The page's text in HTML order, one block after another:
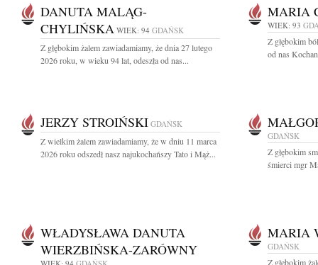
DANUTA MALĄG-
CHYLIŃSKA WIEK: 94 GDAŃSK
Z głębokim żalem zawiadamiamy, że dnia 27 lutego
2026 roku, w wieku 94 lat, odeszła od nas...
MARIA
WIEK: 93
Z głębokim
od nas
JERZY STROIŃSKI GDAŃSK
Z wielkim żalem zawiadamiamy, że w dniu 11 marca
2026 roku odszedł nasz najukochańszy Tato i Mąż...
GDAŃSK
Z głębokim
śmierci mgr
WŁADYSŁAWA DANUTA
WIERZBIŃSKA-ZARÓWNY
MARIA
GDAŃSK
Z głębokim